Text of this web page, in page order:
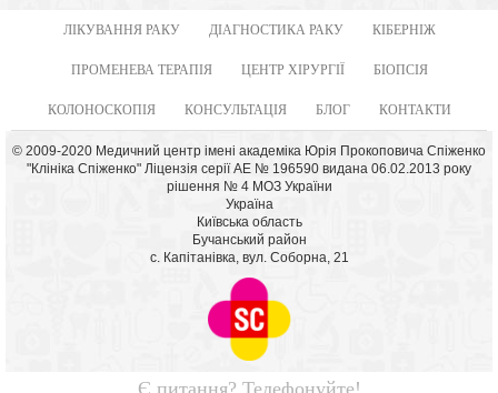
ЛІКУВАННЯ РАКУ ДІАГНОСТИКА РАКУ КІБЕРНІЖ
ПРОМЕНЕВА ТЕРАПІЯ ЦЕНТР ХІРУРГІЇ БІОПСІЯ
КОЛОНОСКОПІЯ КОНСУЛЬТАЦІЯ БЛОГ КОНТАКТИ
© 2009-2020 Медичний центр імені академіка Юрія Прокоповича Спіженко
"Клініка Спіженко" Ліцензія серії АЕ № 196590 видана 06.02.2013 року
рішення № 4 МОЗ України
Україна
Київська область
Бучанський район
с. Капітанівка, вул. Соборна, 21
Є питання? Телефонуйте!